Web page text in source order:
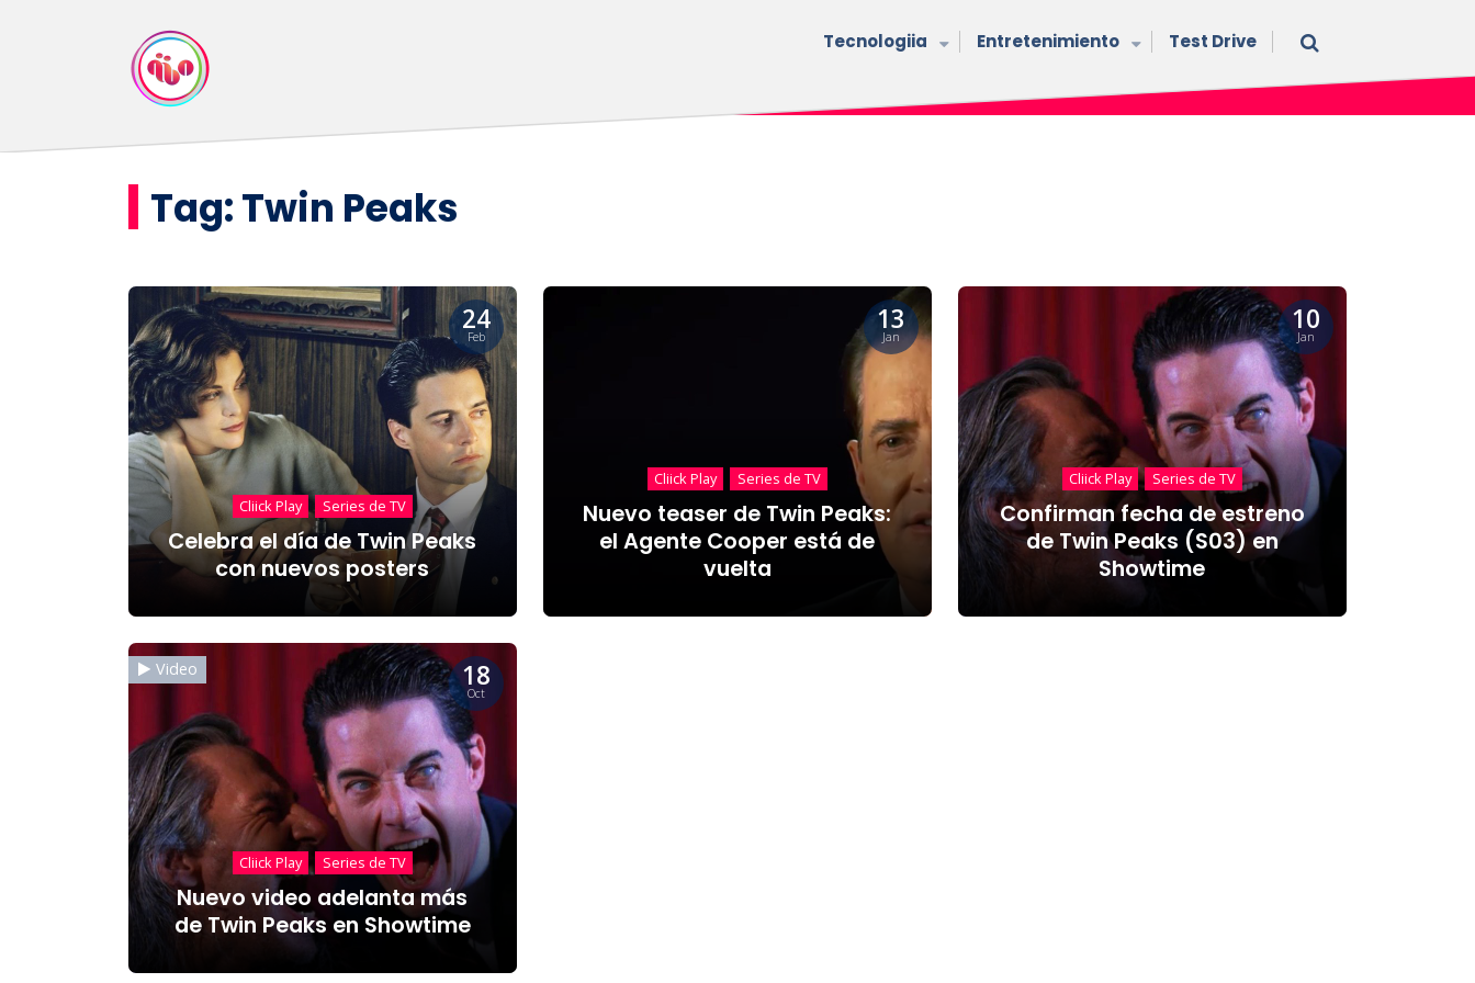
Tecnologiia Entretenimiento Test Drive
Tag:Twin Peaks
24
Feb
Cliick Play Series de TV
Celebra el día de Twin Peaks
con nuevos posters
13
Jan
Cliick Play Series de TV
Nuevo teaser de Twin Peaks:
el Agente Cooper está de
vuelta
10
Jan
Cliick Play Series de TV
Confirman fecha de estreno
de Twin Peaks (S03) en
Showtime
18
Oct
Video
Cliick Play Series de TV
Nuevo video adelanta más
de Twin Peaks en Showtime